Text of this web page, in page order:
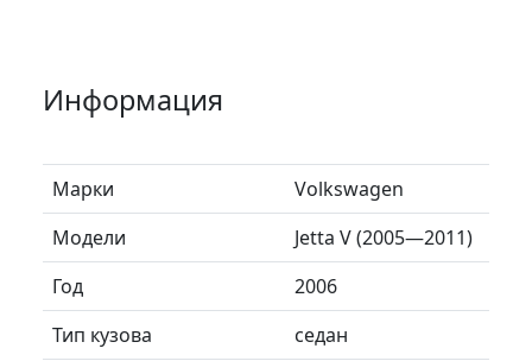
Информация
Марки
Volkswagen
Модели
Jetta V (2005—2011)
Год
2006
Тип кузова
седан